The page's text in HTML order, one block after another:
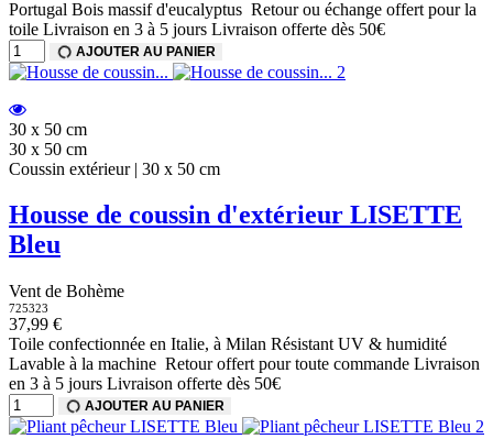
Portugal Bois massif d'eucalyptus Retour ou échange offert pour la
toile Livraison en 3 à 5 jours Livraison offerte dès 50€
AJOUTER AU PANIER
30 x 50 cm
30 x 50 cm
Coussin extérieur | 30 x 50 cm
Housse de coussin d'extérieur LISETTE
Bleu
Vent de Bohème
725323
37,99 €
Toile confectionnée en Italie, à Milan Résistant UV & humidité
Lavable à la machine Retour offert pour toute commande Livraison
en 3 à 5 jours Livraison offerte dès 50€
AJOUTER AU PANIER